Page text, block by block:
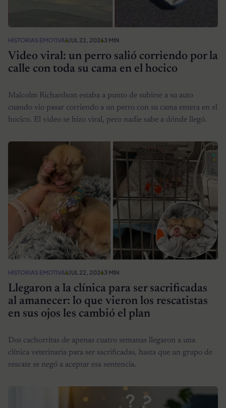
HISTORIAS EMOTIVASJUL 22, 20263 MIN
Video viral: un perro salió corriendo por la
calle con toda su cama en el hocico
Malcolm Richardson estaba a punto de subirse a su auto
cuando vio pasar corriendo a un perro con su cama entera en el
hocico. El video se hizo viral, pero nadie sabe a dónde llegó.
HISTORIAS EMOTIVASJUL 22, 20263 MIN
Llegaron a la clínica para ser sacrificadas
al amanecer: lo que vieron los rescatistas
en sus ojos les cambió el plan
Dos cachorritas de apenas cuatro semanas llegaron a una
clínica veterinaria para ser sacrificadas, hasta que un grupo de
rescate se negó a aceptar esa sentencia.